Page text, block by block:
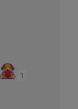
1